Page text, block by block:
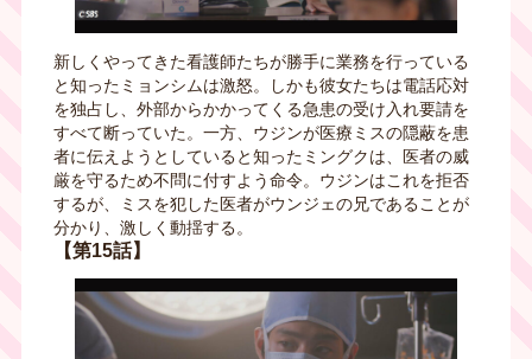
新しくやってきた看護師たちが勝手に業務を行っている
と知ったミョンシムは激怒。しかも彼女たちは電話応対
を独占し、外部からかかってくる急患の受け入れ要請を
すべて断っていた。一方、ウジンが医療ミスの隠蔽を患
者に伝えようとしていると知ったミングクは、医者の威
厳を守るため不問に付すよう命令。ウジンはこれを拒否
するが、ミスを犯した医者がウンジェの兄であることが
分かり、激しく動揺する。
【第15話】